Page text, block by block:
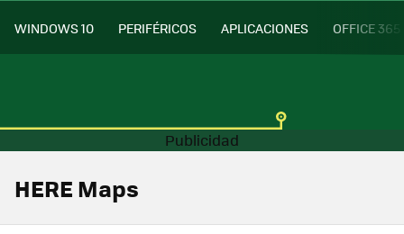
WINDOWS 10 PERIFÉRICOS APLICACIONES OFFICE 365
HERE Maps